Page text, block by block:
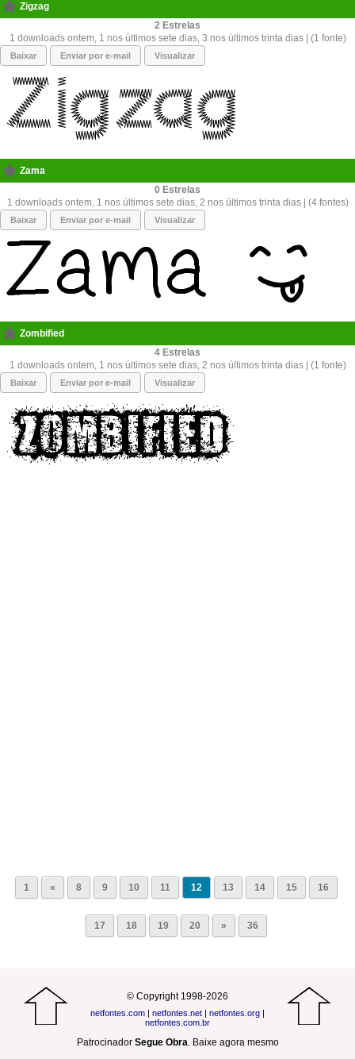
Zigzag
2
1 downloads ontem, 1 nos últimos sete dias, 3 nos últimos trinta dias | (1 fonte)
Baixar Enviar por e-mail Visualizar
Zama
0
1 downloads ontem, 1 nos últimos sete dias, 2 nos últimos trinta dias | (4 fontes)
Baixar Enviar por e-mail Visualizar
Zombified
4
1 downloads ontem, 1 nos últimos sete dias, 2 nos últimos trinta dias | (1 fonte)
Baixar Enviar por e-mail Visualizar
1 « 8 9 10 11 12 13 14 15 16
17 18 19 20 » 36
© Copyright 1998-2026
netfontes.com | netfontes.net | netfontes.org |
netfontes.com.br
Patrocinador Segue Obra. Baixe agora mesmo